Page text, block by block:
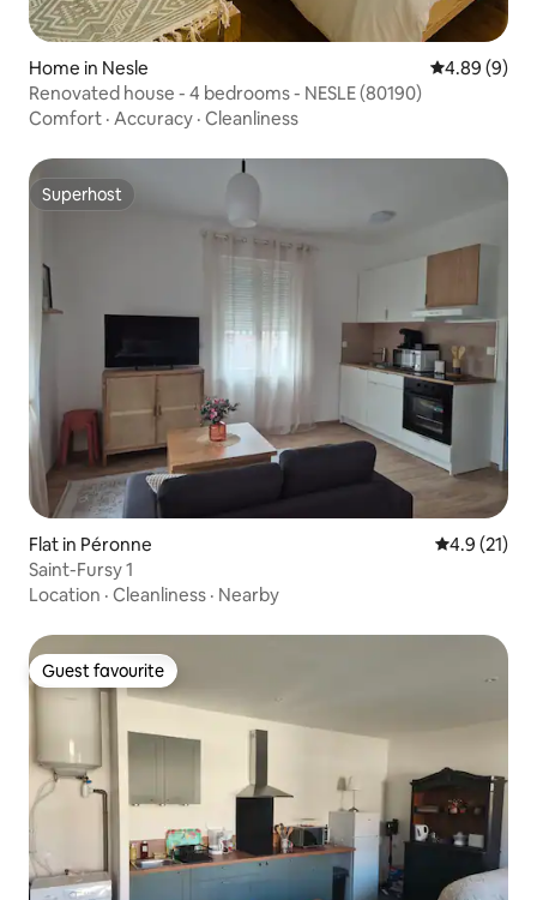
Home in Nesle 4.89 out of
4.89 (9)
Renovated house - 4 bedrooms - NESLE (80190)
Comfort · Accuracy · Cleanliness
Superhost
Superhost
Flat in Péronne 4.9 out of 5
4.9 (21)
Saint-Fursy 1
Location · Cleanliness · Nearby
Guest favourite
Guest favourite